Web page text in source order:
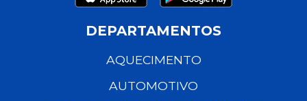
DEPARTAMENTOS
AQUECIMENTO
AUTOMOTIVO